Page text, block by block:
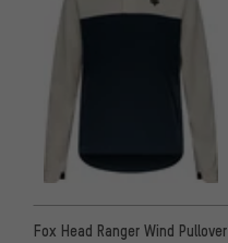
Fox Head Ranger Wind Pullover